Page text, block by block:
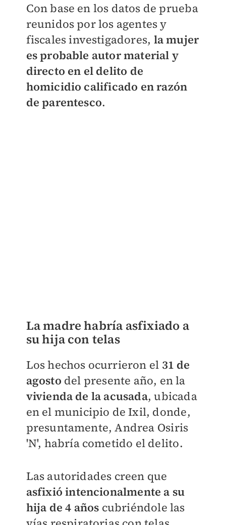
Con base en los datos de prueba
reunidos por los agentes y
fiscales investigadores, la mujer
es probable autor material y
directo en el delito de
homicidio calificado en razón
de parentesco.
La madre habría asfixiado a
su hija con telas
Los hechos ocurrieron el 31 de
agosto del presente año, en la
vivienda de la acusada, ubicada
en el municipio de Ixil, donde,
presuntamente, Andrea Osiris
'N', habría cometido el delito.
Las autoridades creen que
asfixió intencionalmente a su
hija de 4 años cubriéndole las